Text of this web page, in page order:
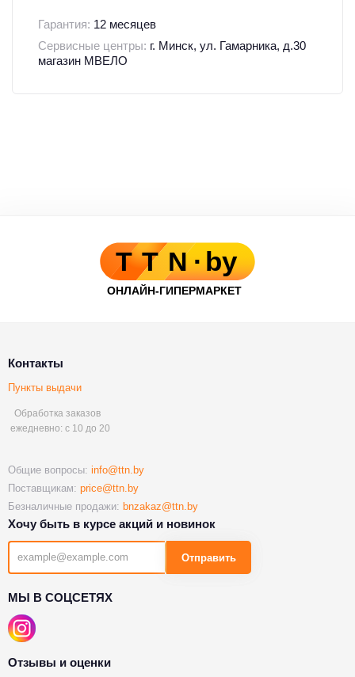
Гарантия: 12 месяцев
Сервисные центры: г. Минск, ул. Гамарника, д.30
магазин МВЕЛО
Контакты
Пункты выдачи
Обработка заказов
ежедневно: с 10 до 20
Общие вопросы: info@ttn.by
Поставщикам: price@ttn.by
Безналичные продажи: bnzakaz@ttn.by
Хочу быть в курсе акций и новинок
Отправить
МЫ В СОЦСЕТЯХ
Отзывы и оценки